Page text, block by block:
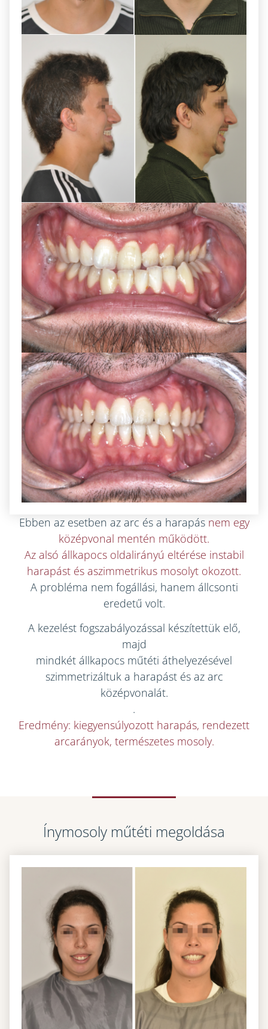
Ebben az esetben az arc és a harapás nem egy
középvonal mentén működött.
Az alsó állkapocs oldalirányú eltérése instabil
harapást és aszimmetrikus mosolyt okozott.
A probléma nem fogállási, hanem állcsonti
eredetű volt.
A kezelést fogszabályozással készítettük elő,
majd
mindkét állkapocs műtéti áthelyezésével
szimmetrizáltuk a harapást és az arc
középvonalát.
.
Eredmény: kiegyensúlyozott harapás, rendezett
arcarányok, természetes mosoly.
Ínymosoly műtéti megoldása